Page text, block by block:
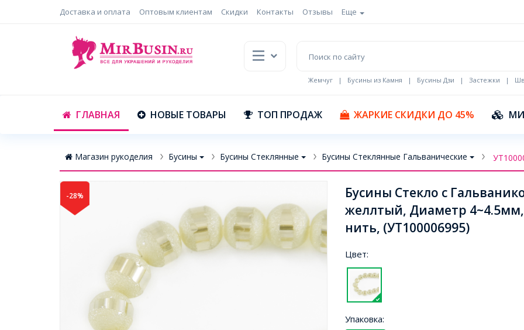
Доставка и оплата Оптовым клиентам Скидки Контакты Отзывы Еще
Жемчуг | Бусины из Камня | Бусины Дзи | Застежки |
ГЛАВНАЯ НОВЫЕ ТОВАРЫ ТОП ПРОДАЖ ЖАРКИЕ СКИДКИ ДО 45%
Магазин рукоделия Бусины Бусины Стеклянные Бусины Стеклянные Гальванические
-28%
Бусины Стекло с
желлтый, Диаметр
нить, (УТ100006995)
Цвет:
Упаковка: